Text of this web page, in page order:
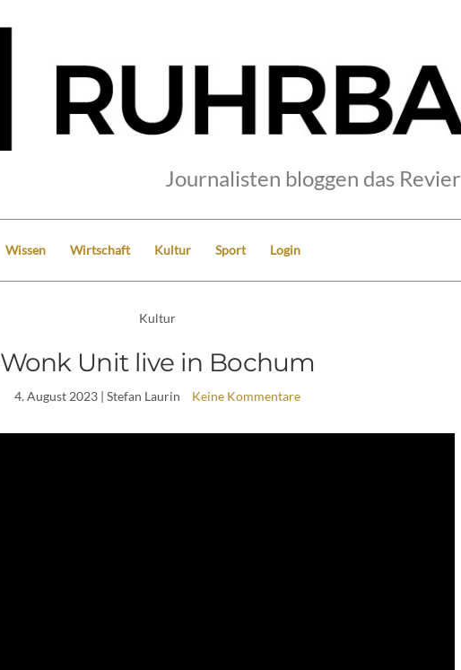
Journalisten bloggen das Revier
Wissen Wirtschaft Kultur Sport Login
Kultur
Wonk Unit live in Bochum
4. August 2023 | Stefan Laurin Keine Kommentare